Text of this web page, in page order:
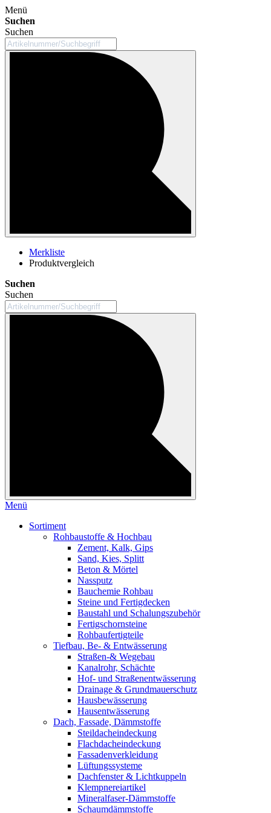
Menü
Suchen
Suchen
Merkliste
Produktvergleich
Suchen
Suchen
Menü
Sortiment
Rohbaustoffe & Hochbau
Zement, Kalk, Gips
Sand, Kies, Splitt
Beton & Mörtel
Nassputz
Bauchemie Rohbau
Steine und Fertigdecken
Baustahl und Schalungszubehör
Fertigschornsteine
Rohbaufertigteile
Tiefbau, Be- & Entwässerung
Straßen-& Wegebau
Kanalrohr, Schächte
Hof- und Straßenentwässerung
Drainage & Grundmauerschutz
Hausbewässerung
Hausentwässerung
Dach, Fassade, Dämmstoffe
Steildacheindeckung
Flachdacheindeckung
Fassadenverkleidung
Lüftungssysteme
Dachfenster & Lichtkuppeln
Klempnereiartikel
Mineralfaser-Dämmstoffe
Schaumdämmstoffe